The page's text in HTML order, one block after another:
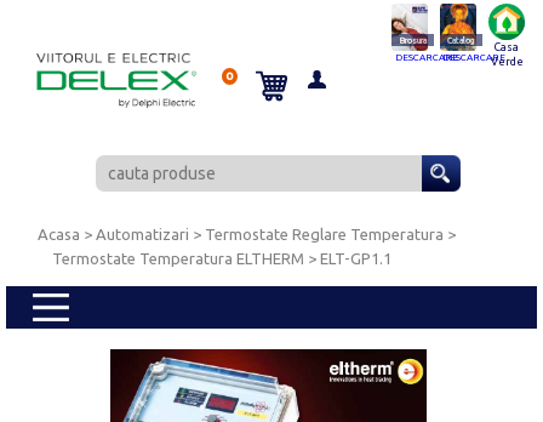
0
Brosura
DESCARCARE
Catalog
DESCARCARE
Casa
Verde
Acasa > Automatizari > Termostate Reglare Temperatura >
Termostate Temperatura ELTHERM > ELT-GP1.1